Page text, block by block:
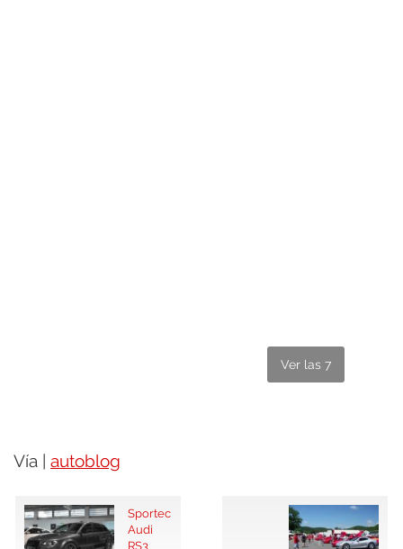
Ver las 7
Vía | autoblog
Sportec
Audi
RS3